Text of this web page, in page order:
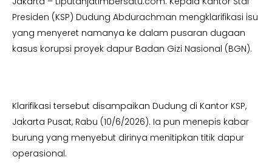
Presiden (KSP) Dudung Abdurachman mengklarifikasi isu
yang menyeret namanya ke dalam pusaran dugaan
kasus korupsi proyek dapur Badan Gizi Nasional (BGN).
Klarifikasi tersebut disampaikan Dudung di Kantor KSP,
Jakarta Pusat, Rabu (10/6/2026). Ia pun menepis kabar
burung yang menyebut dirinya menitipkan titik dapur
operasional.